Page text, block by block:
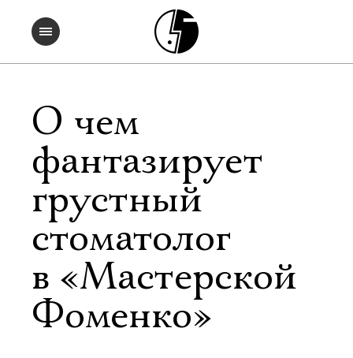
О чем
фантазирует
грустный
стоматолог
в «Мастерской
Фоменко»